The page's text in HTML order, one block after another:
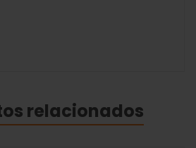
relacionados